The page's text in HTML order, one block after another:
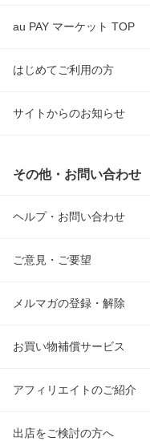
au PAY マーケット TOP
はじめてご利用の方
サイトからのお知らせ
その他・お問い合わせ
ヘルプ・お問い合わせ
ご意見・ご要望
メルマガの登録・解除
お買い物補償サービス
アフィリエイトのご紹介
出店をご検討の方へ